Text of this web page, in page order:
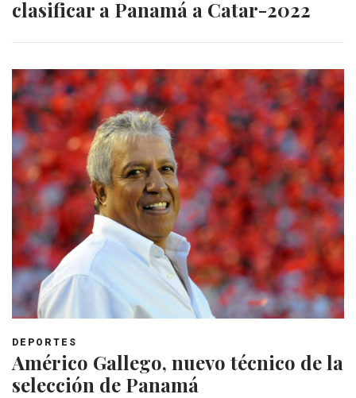
clasificar a Panamá a Catar-2022
DEPORTES
Américo Gallego, nuevo técnico de la
selección de Panamá